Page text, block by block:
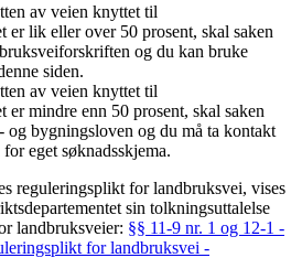
av veien knyttet til
er lik eller over 50 prosent, skal saken
og du kan bruke
siden.
av veien knyttet til
er mindre enn 50 prosent, skal saken
og bygningsloven og du må ta kontakt
eget søknadsskjema.
reguleringsplikt for landbruksvei, vises
sin tolkningsuttalelse
landbruksveier: §§ 11-9 nr. 1 og 12-1 -
for landbruksvei -